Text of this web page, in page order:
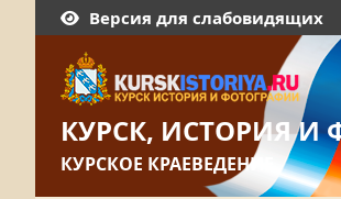
Версия для слабовидящих
КУРСК, ИСТОРИЯ И
КУРСКОЕ КРАЕВЕДЕНИЕ